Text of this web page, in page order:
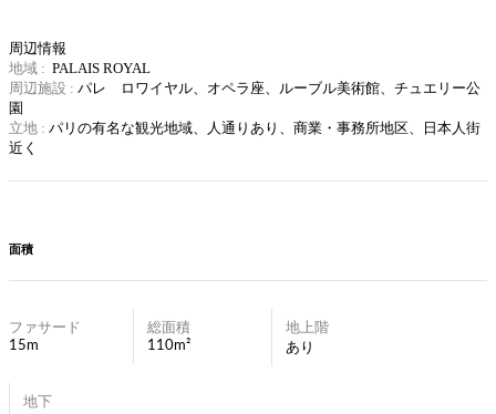
周辺情報
地域 : PALAIS ROYAL
周辺施設 : パレ ロワイヤル、オペラ座、ルーブル美術館、チュエリー公
園
立地 : パリの有名な観光地域、
人通りあり、商業・事務所地区、日本人街
近く
面積
ファサード
15m
総面積
110m²
地上階
あり
地下